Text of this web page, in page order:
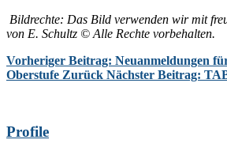
Bildrechte: Das Bild verwenden wir mit
von E. Schultz © Alle Rechte vorbehalten.
Vorheriger Beitrag: Neuanmeldungen
Oberstufe Zurück Nächster Beitrag:
Profile